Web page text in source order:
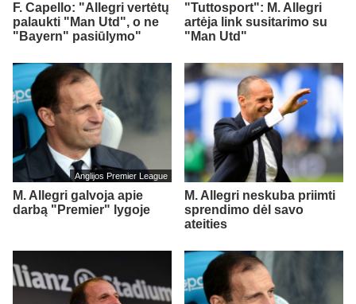
F. Capello: "Allegri vertėtų
palaukti "Man Utd", o ne
"Bayern" pasiūlymo"
"Tuttosport": M. Allegri
artėja link susitarimo su
"Man Utd"
Anglijos Premier League
M. Allegri galvoja apie
darbą "Premier" lygoje
M. Allegri neskuba priimti
sprendimo dėl savo
ateities